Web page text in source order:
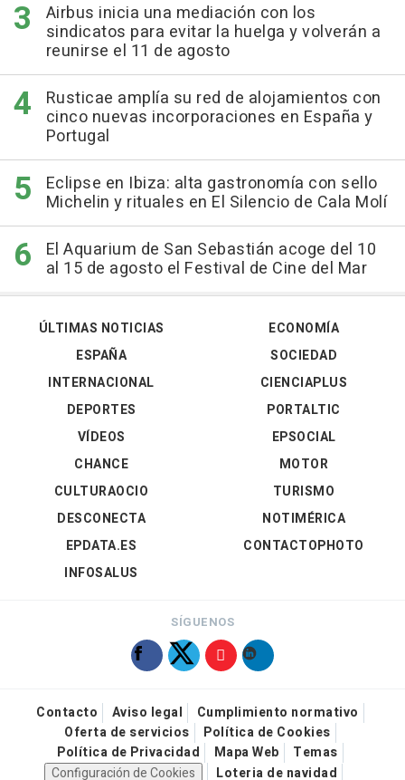
Airbus inicia una mediación con los
sindicatos para evitar la huelga y volverán a
reunirse el 11 de agosto
Rusticae amplía su red de alojamientos con
cinco nuevas incorporaciones en España y
Portugal
Eclipse en Ibiza: alta gastronomía con sello
Michelin y rituales en El Silencio de Cala Molí
El Aquarium de San Sebastián acoge del 10
al 15 de agosto el Festival de Cine del Mar
ÚLTIMAS NOTICIAS
ESPAÑA
INTERNACIONAL
DEPORTES
VÍDEOS
ECONOMÍA
SOCIEDAD
CIENCIAPLUS
PORTALTIC
EPSOCIAL
CHANCE
CULTURAOCIO
DESCONECTA
EPDATA.ES
INFOSALUS
MOTOR
TURISMO
NOTIMÉRICA
CONTACTOPHOTO
SÍGUENOS
Contacto Aviso legal
Cumplimiento normativo
Oferta de servicios
Política de Cookies
Política de Privacidad
Mapa Web
Temas
Configuración de Cookies
Loteria de navidad